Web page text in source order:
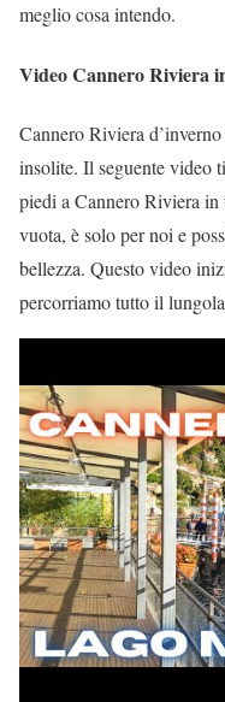
meglio cosa intendo.
Video Cannero Riviera
Cannero Riviera
insolite. Il seguente video
piedi a Cannero Riviera
vuota, è solo per noi e
bellezza. Questo video
percorriamo tutto il